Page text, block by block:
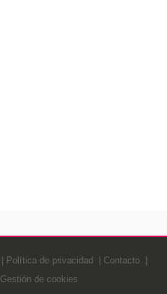
Política de privacidad
Contacto
Gestión de cookies